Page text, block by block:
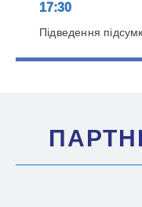
17:30
Підведення